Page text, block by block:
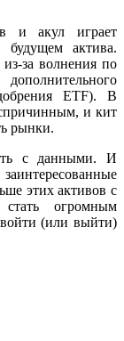
и акул играет
актива.
за волнения по
ETF). В
и кит
рынки.
с данными. И
этих активов с
стать огромным
(или выйти)